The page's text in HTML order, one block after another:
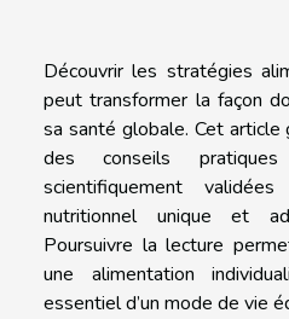
Découvrir les stratégies
peut transformer la façon
sa santé globale. Cet
des conseils
scientifiquement
nutritionnel unique et
Poursuivre la lecture
une alimentation
essentiel d’un mode de vie